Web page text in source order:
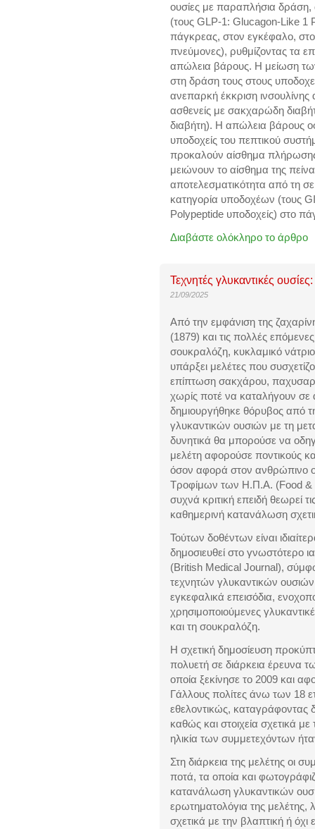
ουσίες με παραπλήσια δράση,
(τους GLP-1: Glucagon-Like 1
πάγκρεας, στον εγκέφαλο,
πνεύμονες), ρυθμίζοντας τα
απώλεια βάρους. Η μείωση
στη δράση τους στους
ανεπαρκή έκκριση
ασθενείς με σακχαρώδη
διαβήτη). Η απώλεια βάρους
υποδοχείς του πεπτικού
προκαλούν αίσθημα
μειώνουν το αίσθημα της
αποτελεσματικότητα από τη
κατηγορία υποδοχέων (τους
Polypeptide υποδοχείς) στο
Διαβάστε ολόκληρο το άρθρο
Τεχνητές γλυκαντικές
21/09/2025
Από την εμφάνιση της
(1879) και τις πολλές
σουκραλόζη, κυκλαμικό
υπάρξει μελέτες που
επίπτωση σακχάρου,
χωρίς ποτέ να καταλήγουν
δημιουργήθηκε θόρυβος από
γλυκαντικών ουσιών με τη
δυνητικά θα μπορούσε να
μελέτη αφορούσε ποντικούς
όσον αφορά στον ανθρώπινο
Τροφίμων των Η.Π.Α. (Food &
συχνά κριτική επειδή θεωρεί
καθημερινή κατανάλωση
Τούτων δοθέντων είναι
δημοσιευθεί στο γνωστότερο
(British Medical Journal),
τεχνητών γλυκαντικών
εγκεφαλικά επεισόδια,
χρησιμοποιούμενες
και τη σουκραλόζη.
Η σχετική δημοσίευση
πολυετή σε διάρκεια έρευνα
οποία ξεκίνησε το 2009 και
Γάλλους πολίτες άνω των 18
εθελοντικώς, καταγράφοντας
καθώς και στοιχεία σχετικά
ηλικία των συμμετεχόντων
Στη διάρκεια της μελέτης οι
ποτά, τα οποία και
κατανάλωση γλυκαντικών
ερωτηματολόγια της
σχετικά με την βλαπτική ή